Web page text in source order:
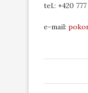
tel.: +420 777
e-mail: